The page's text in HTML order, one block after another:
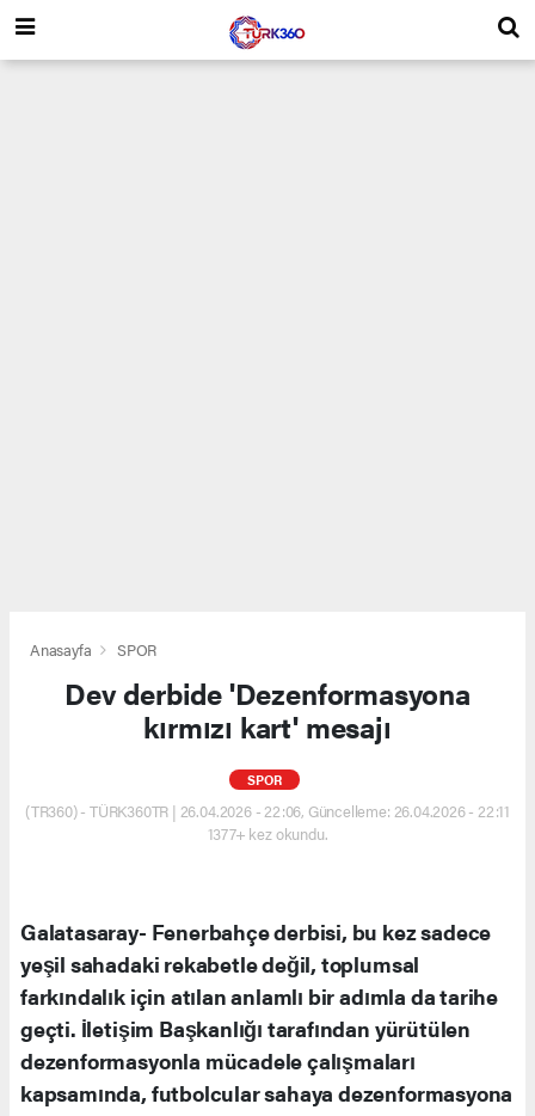
Anasayfa SPOR
Dev derbide 'Dezenformasyona
kırmızı kart' mesajı
SPOR
(TR360) - TÜRK360TR | 26.04.2026 - 22:06, Güncelleme: 26.04.2026 - 22:11
1377+ kez okundu.
Galatasaray- Fenerbahçe derbisi, bu kez sadece
yeşil sahadaki rekabetle değil, toplumsal
farkındalık için atılan anlamlı bir adımla da tarihe
geçti. İletişim Başkanlığı tarafından yürütülen
dezenformasyonla mücadele çalışmaları
kapsamında, futbolcular sahaya dezenformasyona